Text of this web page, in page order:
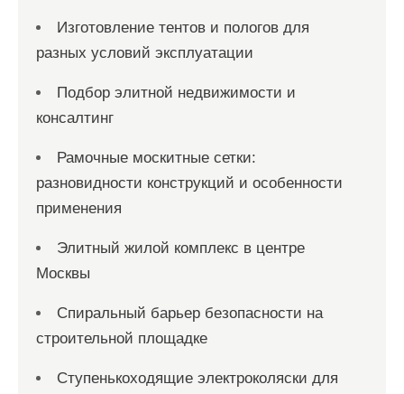
Изготовление тентов и пологов для
разных условий эксплуатации
Подбор элитной недвижимости и
консалтинг
Рамочные москитные сетки:
разновидности конструкций и особенности
применения
Элитный жилой комплекс в центре
Москвы
Спиральный барьер безопасности на
строительной площадке
Ступенькоходящие электроколяски для